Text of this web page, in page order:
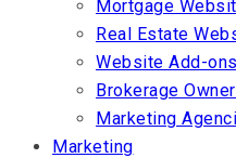
Mortgage
Real Estate
Website Add-ons
Brokerage
Marketing
Marketing